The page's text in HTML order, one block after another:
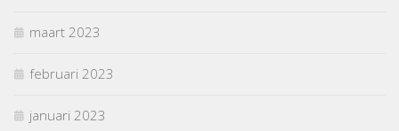
maart 2023
februari 2023
januari 2023